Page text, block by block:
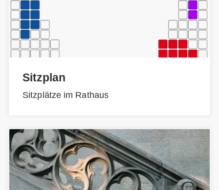
Sitzplan
Sitzplätze im Rathaus